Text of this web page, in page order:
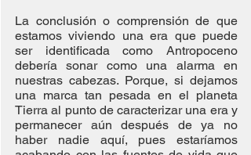
La conclusión o comprensión de que
estamos viviendo una era que puede
ser identificada como Antropoceno
debería sonar como una alarma en
nuestras cabezas. Porque, si dejamos
una marca tan pesada en el planeta
Tierra al punto de caracterizar una era y
permanecer aún después de ya no
haber nadie aquí, pues estaríamos